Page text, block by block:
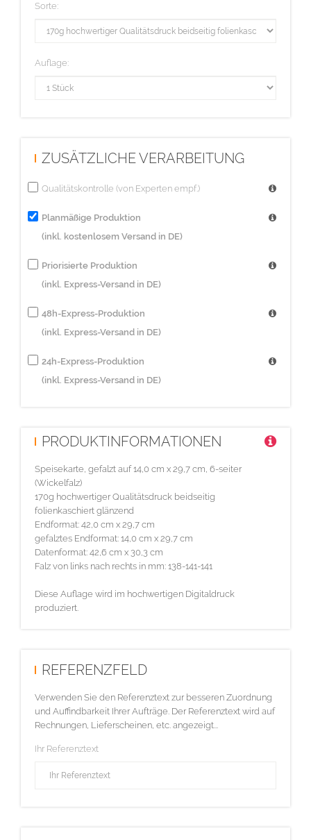
Sorte:
Auflage:
ZUSÄTZLICHE VERARBEITUNG
Qualitätskontrolle (von Experten empf.)
Planmäßige Produktion
(inkl. kostenlosem Versand in DE)
Priorisierte Produktion
(inkl. Express-Versand in DE)
48h-Express-Produktion
(inkl. Express-Versand in DE)
24h-Express-Produktion
(inkl. Express-Versand in DE)
PRODUKTINFORMATIONEN
Speisekarte, gefalzt auf 14,0 cm x 29,7 cm, 6-seiter
(Wickelfalz)
170g hochwertiger Qualitätsdruck beidseitig
folienkaschiert glänzend
Endformat: 42,0 cm x 29,7 cm
gefalztes Endformat: 14,0 cm x 29,7 cm
Datenformat: 42,6 cm x 30,3 cm
Falz von links nach rechts in mm: 138-141-141
Diese Auflage wird im hochwertigen Digitaldruck
produziert.
REFERENZFELD
Verwenden Sie den Referenztext zur besseren Zuordnung
und Auffindbarkeit Ihrer Aufträge. Der Referenztext wird auf
Rechnungen, Lieferscheinen, etc. angezeigt...
Ihr Referenztext